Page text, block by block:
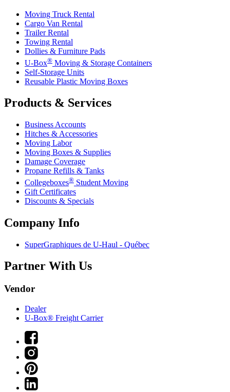
Moving Truck Rental
Cargo Van Rental
Trailer Rental
Towing Rental
Dollies & Furniture Pads
U-Box® Moving & Storage Containers
Self-Storage Units
Reusable Plastic Moving Boxes
Products & Services
Business Accounts
Hitches & Accessories
Moving Labor
Moving Boxes & Supplies
Damage Coverage
Propane Refills & Tanks
Collegeboxes® Student Moving
Gift Certificates
Discounts & Specials
Company Info
SuperGraphiques de U-Haul - Québec
Partner With Us
Vendor
Dealer
U-Box® Freight Carrier